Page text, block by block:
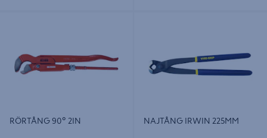
RÖRTÅNG 90º 2IN NAJTÅNG IRWIN 225MM